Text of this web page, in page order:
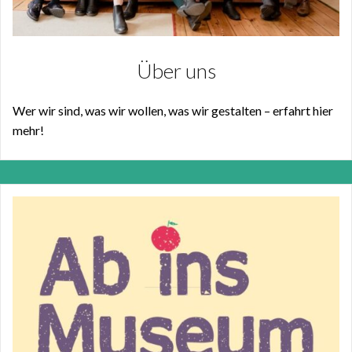
Über uns
Wer wir sind, was wir wollen, was wir gestalten – erfahrt hier
mehr!